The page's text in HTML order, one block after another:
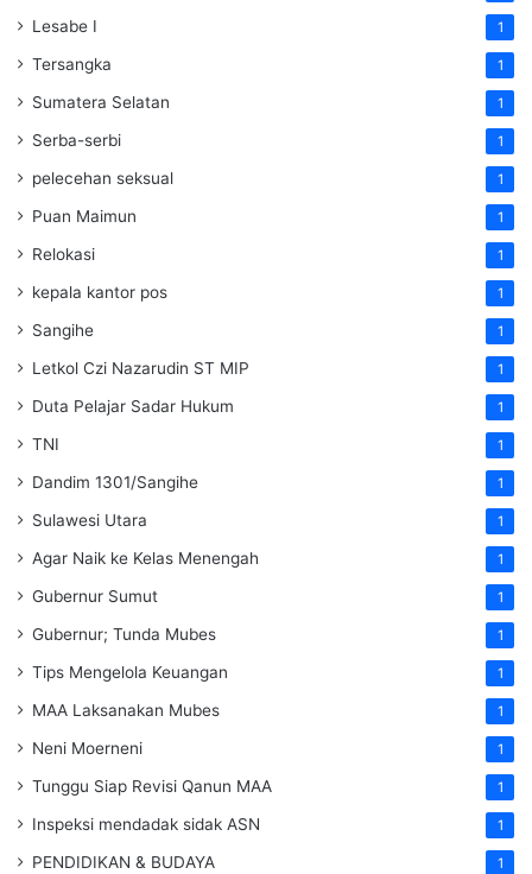
Lesabe I 1
Tersangka 1
Sumatera Selatan 1
Serba-serbi 1
pelecehan seksual 1
Puan Maimun 1
Relokasi 1
kepala kantor pos 1
Sangihe 1
Letkol Czi Nazarudin ST MIP 1
Duta Pelajar Sadar Hukum 1
TNI 1
Dandim 1301/Sangihe 1
Sulawesi Utara 1
Agar Naik ke Kelas Menengah 1
Gubernur Sumut 1
Gubernur; Tunda Mubes 1
Tips Mengelola Keuangan 1
MAA Laksanakan Mubes 1
Neni Moerneni 1
Tunggu Siap Revisi Qanun MAA 1
Inspeksi mendadak sidak ASN 1
PENDIDIKAN & BUDAYA 1